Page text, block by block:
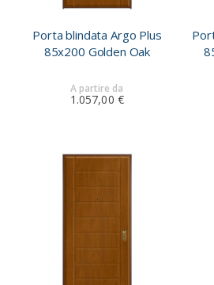
Porta blindata Argo Plus
85x200 Golden Oak
A partire da
1.057,00 €